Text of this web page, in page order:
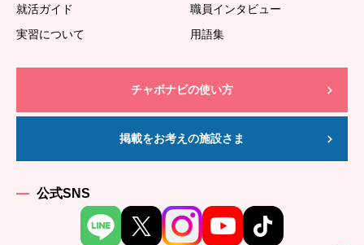
就活ガイド
職員インタビュー
実習について
用語集
チャボナビの使い方
掲載をお考えの施設さま
公式SNS